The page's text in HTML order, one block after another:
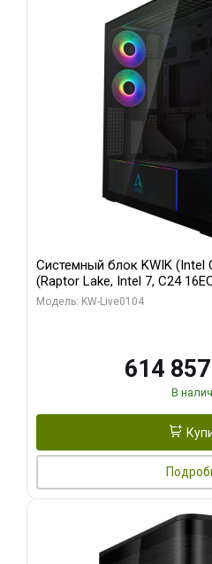
Системный блок KWIK (Intel
(Raptor Lake, Intel 7, C24
модуля)/ Afox RTX4090 24GB
Модель: KW-Live0104
614
В